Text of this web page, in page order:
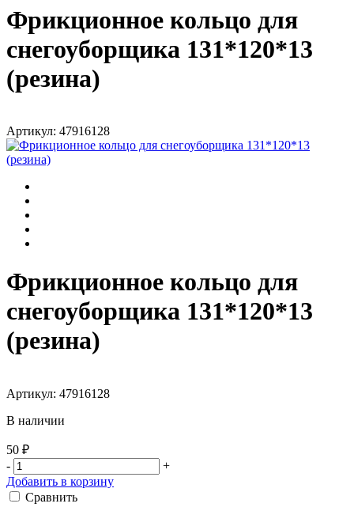
Фрикционное кольцо для
снегоуборщика 131*120*13
(резина)
Артикул: 47916128
Фрикционное кольцо для
снегоуборщика 131*120*13
(резина)
Артикул: 47916128
В наличии
50 ₽
-
+
Добавить в корзину
Сравнить